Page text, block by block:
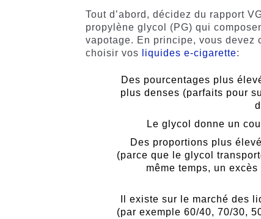
Tout d’abord, décidez du rapport
propylène glycol (PG) qui
vapotage. En principe, vous devez
choisir vos
liquides e-cigarette:
Des pourcentages plus
plus denses (parfaits pour
Le glycol donne un
Des proportions plus
(parce que le glycol
même temps, un
Il existe sur le marché des
(par exemple 60/40, 70/30,